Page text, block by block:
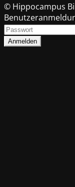
© Hippocampus